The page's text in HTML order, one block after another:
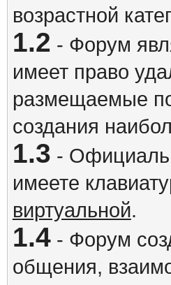
возрастной
1.2 - Форум
имеет право
размещаемые
создания
1.3 -
имеете
виртуальной.
1.4- Форум
общения,